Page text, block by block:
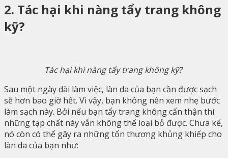
2. Tác hại khi nàng tẩy trang không
kỹ?
Tác hại khi nàng tẩy trang không kỹ?
Sau một ngày dài làm việc, làn da của bạn cần được sạch
sẽ hơn bao giờ hết. Vì vậy, bạn không nên xem nhẹ bước
làm sạch này. Bởi nếu bạn tẩy trang không cẩn thận thì
những tạp chất này vẫn không thể loại bỏ được. Chưa kể,
nó còn có thể gây ra những tổn thương khủng khiếp cho
làn da của bạn như: